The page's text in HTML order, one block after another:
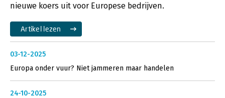
nieuwe koers uit voor Europese bedrijven.
Artikel lezen
03-12-2025
Europa onder vuur? Niet jammeren maar handelen
24-10-2025